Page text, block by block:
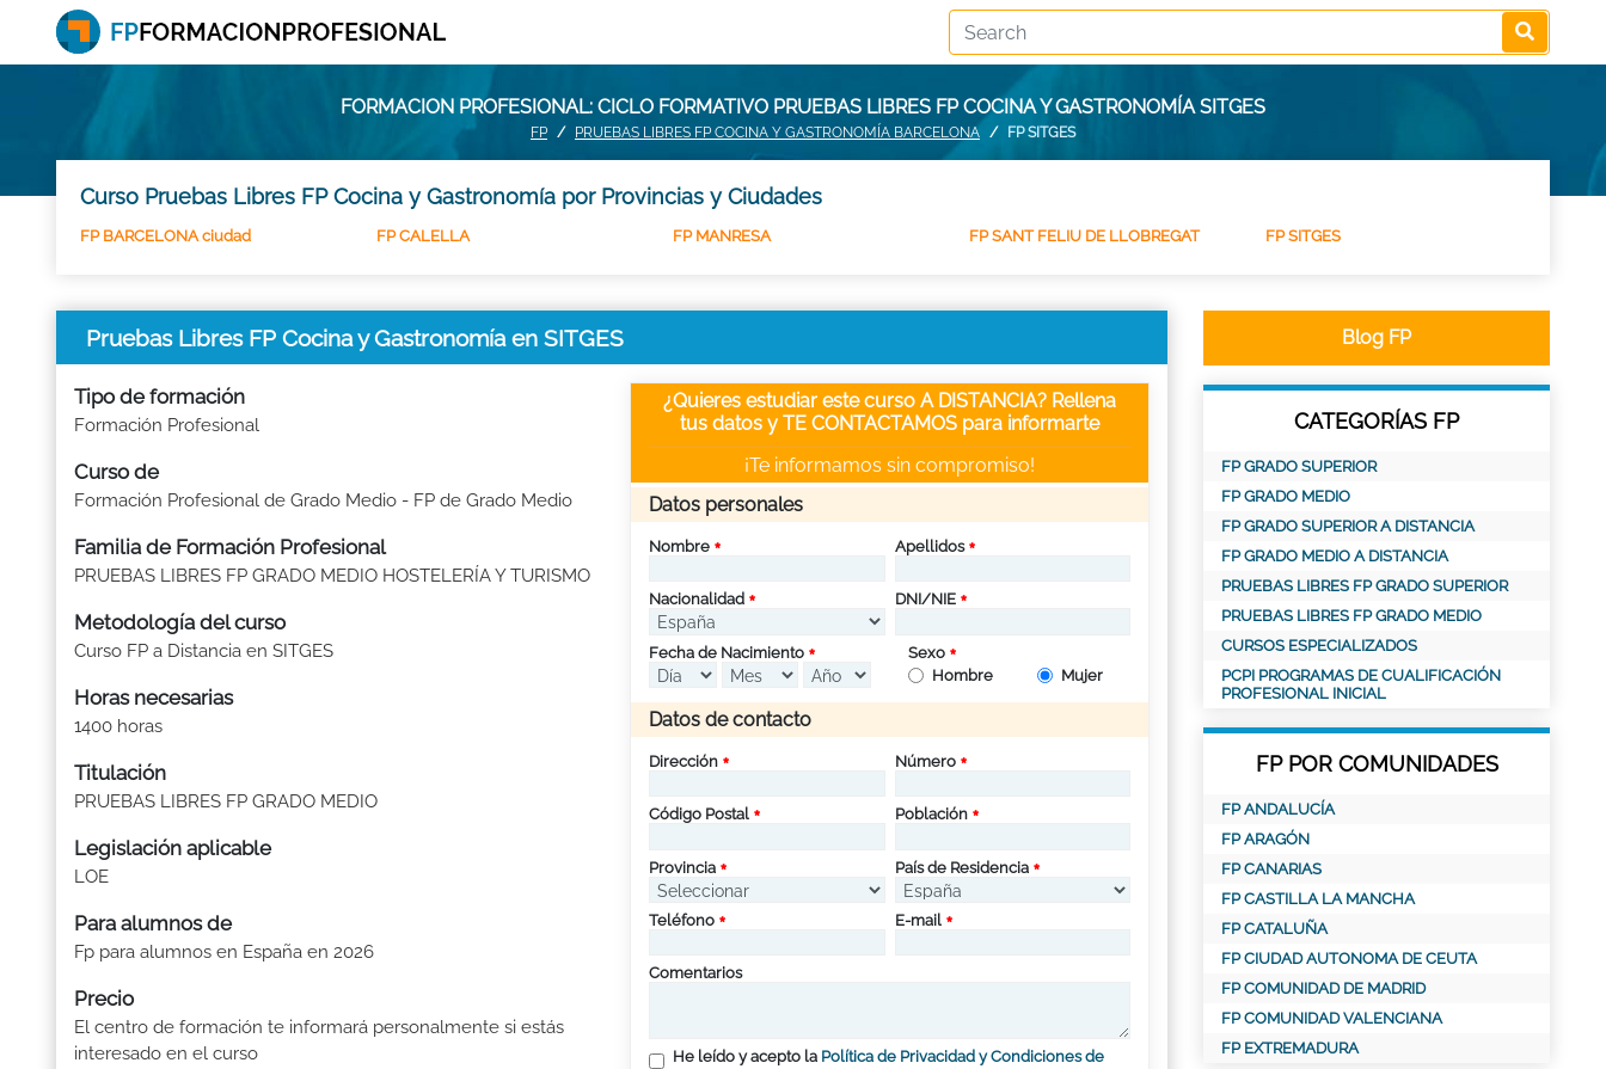
FORMACION PROFESIONAL: CICLO FORMATIVO PRUEBAS LIBRES FP COCINA Y GASTRONOMÍA SITGES
FP PRUEBAS LIBRES FP COCINA Y GASTRONOMÍA BARCELONA FP SITGES
Curso Pruebas Libres FP Cocina y Gastronomía por Provincias y Ciudades
FP BARCELONA ciudad FP CALELLA FP MANRESA FP SANT FELIU DE LLOBREGAT FP SITGES
Pruebas Libres FP Cocina y Gastronomía en SITGES
Tipo de formación
Formación Profesional
Curso de
Formación Profesional de Grado Medio - FP de Grado Medio
Familia de Formación Profesional
PRUEBAS LIBRES FP GRADO MEDIO HOSTELERÍA Y TURISMO
Metodología del curso
Curso FP a Distancia en SITGES
Horas necesarias
1400 horas
Titulación
PRUEBAS LIBRES FP GRADO MEDIO
Legislación aplicable
LOE
Para alumnos de
Fp para alumnos en España en 2026
Precio
El centro de formación te informará personalmente si estás
interesado en el curso
¿Quieres estudiar este curso A DISTANCIA? Rellena
tus datos y TE CONTACTAMOS para informarte
¡Te informamos sin compromiso!
Datos personales
Nombre Apellidos
Nacionalidad DNI/NIE
Fecha de Nacimiento
Sexo
Hombre
Mujer
Datos de contacto
Dirección Número
Código Postal Población
Provincia País de Residencia
Teléfono E-mail
Comentarios
He leído y acepto la Política de Privacidad y Condiciones de
Blog FP
CATEGORÍAS FP
FP GRADO SUPERIOR
FP GRADO MEDIO
FP GRADO SUPERIOR A DISTANCIA
FP GRADO MEDIO A DISTANCIA
PRUEBAS LIBRES FP GRADO SUPERIOR
PRUEBAS LIBRES FP GRADO MEDIO
CURSOS ESPECIALIZADOS
PCPI PROGRAMAS DE CUALIFICACIÓN
PROFESIONAL INICIAL
FP POR COMUNIDADES
FP ANDALUCÍA
FP ARAGÓN
FP CANARIAS
FP CASTILLA LA MANCHA
FP CATALUÑA
FP CIUDAD AUTONOMA DE CEUTA
FP COMUNIDAD DE MADRID
FP COMUNIDAD VALENCIANA
FP EXTREMADURA